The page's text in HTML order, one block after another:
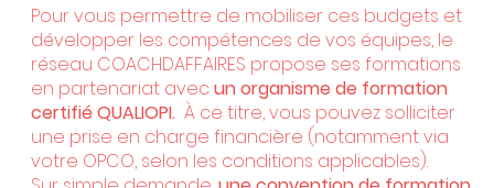
Pour vous permettre de mobiliser ces budgets et
développer les compétences de vos équipes, le
réseau COACHDAFFAIRES propose ses formations
en partenariat avecun organisme de formation
certifié QUALIOPI. À ce titre, vous pouvez solliciter
une prise en charge financière (notamment via
votre OPCO, selon les conditions applicables).